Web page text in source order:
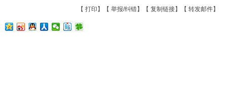
【 打印 】【 举报/纠错】【 复制链接】【 转发邮件】